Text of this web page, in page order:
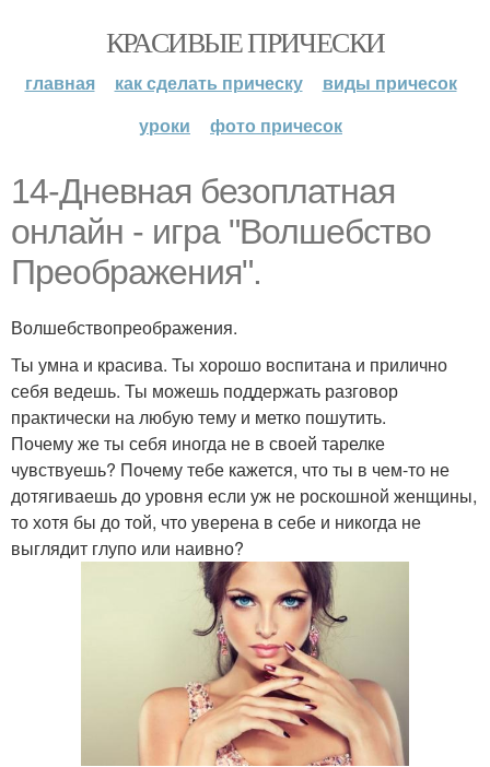
КРАСИВЫЕ ПРИЧЕСКИ
главная как сделать прическу
виды причесок
уроки
фото причесок
14-Дневная безоплатная
онлайн - игра "Волшебство
Преображения".
Волшебствопреображения.
Ты умна и красива. Ты хорошо воспитана и прилично
себя ведешь. Ты можешь поддержать разговор
практически на любую тему и метко пошутить.
Почему же ты себя иногда не в своей тарелке
чувствуешь? Почему тебе кажется, что ты в чем-то не
дотягиваешь до уровня если уж не роскошной женщины,
то хотя бы до той, что уверена в себе и никогда не
выглядит глупо или наивно?